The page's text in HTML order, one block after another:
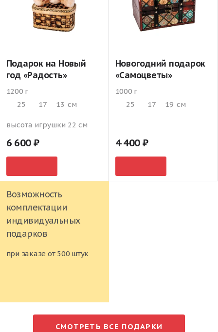
Подарок на Новый
год «Радость»
1200 г
25
17 13 см
высота игрушки 22 см
6 600
Новогодний подарок
«Самоцветы»
1000 г
25
17 19 см
4 400
Возможность
комплектации
индивидуальных
подарков
при заказе от 500 штук
СМОТРЕТЬ ВСЕ ПОДАРКИ